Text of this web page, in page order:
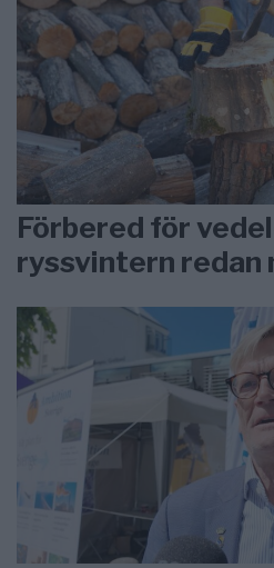
Förbered för
ryssvintern redan